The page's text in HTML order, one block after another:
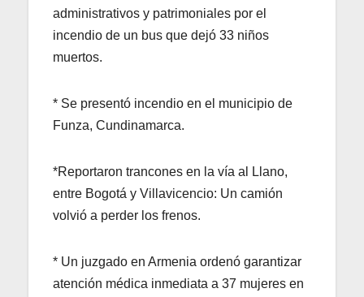
administrativos y patrimoniales por el
incendio de un bus que dejó 33 niños
muertos.
* Se presentó incendio en el municipio de
Funza, Cundinamarca.
*Reportaron trancones en la vía al Llano,
entre Bogotá y Villavicencio: Un camión
volvió a perder los frenos.
* Un juzgado en Armenia ordenó garantizar
atención médica inmediata a 37 mujeres en